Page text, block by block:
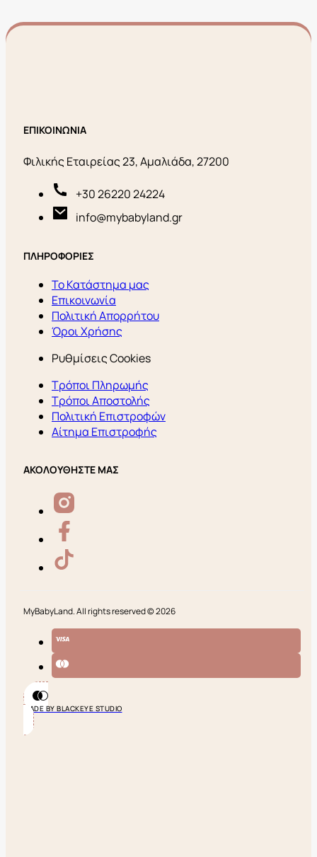
ΕΠΙΚΟΙΝΩΝΙΑ
Φιλικής Εταιρείας 23, Αμαλιάδα, 27200
+30 26220 24224
info@mybabyland.gr
ΠΛΗΡΟΦΟΡΙΕΣ
Το Κατάστημα μας
Επικοινωνία
Πολιτική Απορρήτου
Όροι Χρήσης
Ρυθμίσεις Cookies
Τρόποι Πληρωμής
Τρόποι Αποστολής
Πολιτική Επιστροφών
Αίτημα Επιστροφής
ΑΚΟΛΟΥΘΗΣΤΕ ΜΑΣ
MyBabyLand. All rights reserved © 2026
MADE BY BLACKEYE STUDIO